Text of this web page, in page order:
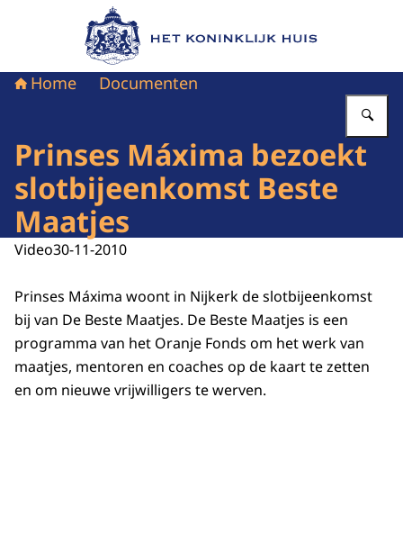
Naar de homepage van Het Koninklijk Huis
Home Documenten
Prinses Máxima bezoekt
slotbijeenkomst Beste
Maatjes
Video30-11-2010
Prinses Máxima woont in Nijkerk de slotbijeenkomst
bij van De Beste Maatjes. De Beste Maatjes is een
programma van het Oranje Fonds om het werk van
maatjes, mentoren en coaches op de kaart te zetten
en om nieuwe vrijwilligers te werven.